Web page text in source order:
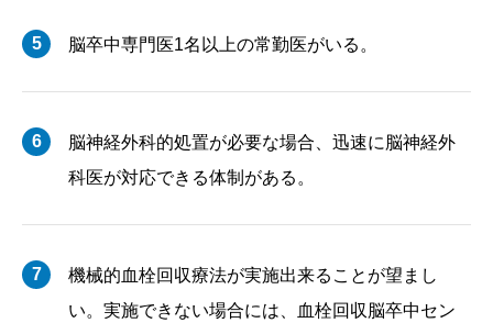
5 脳卒中専門医1名以上の常勤医がいる。
6
脳神経外科的処置が必要な場合、迅速に脳神経外
科医が対応できる体制がある。
7
機械的血栓回収療法が実施出来ることが望まし
い。実施できない場合には、血栓回収脳卒中セン